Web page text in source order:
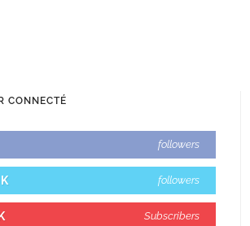
CONNECTÉ
followers
followers
Subscribers